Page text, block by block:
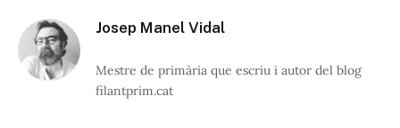
Josep Manel Vidal
Mestre de primària que escriu i autor del blog
filantprim.cat